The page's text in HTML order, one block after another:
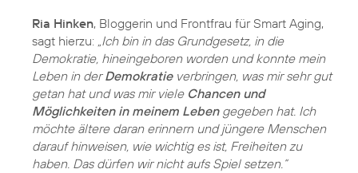
Ria Hinken, Bloggerin und Frontfrau für Smart Aging,
sagt hierzu: „Ich bin in das Grundgesetz, in die
Demokratie, hineingeboren worden und konnte mein
Leben in derDemokratieverbringen, was mir sehr gut
getan hat und was mir viele Chancen und
Möglichkeiten in meinem Lebengegeben hat. Ich
möchte ältere daran erinnern und jüngere Menschen
darauf hinweisen, wie wichtig es ist, Freiheiten zu
haben. Das dürfen wir nicht aufs Spiel setzen.“